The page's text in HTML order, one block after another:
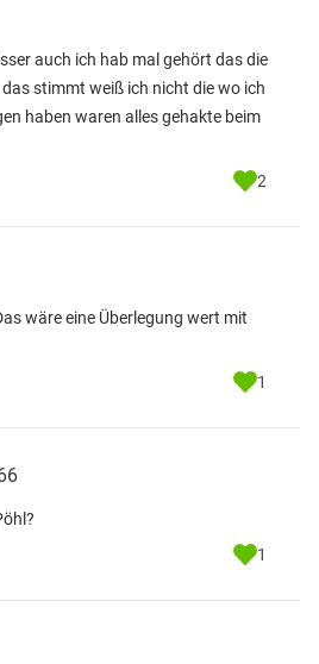
auch ich hab mal gehört das die
stimmt weiß ich nicht die wo ich
haben waren alles gehakte beim
2
wäre eine Überlegung wert mit
1
1